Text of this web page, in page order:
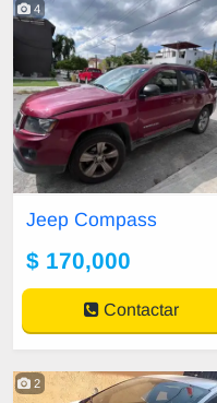
4
Jeep Compass
$ 170,000
Contactar
2